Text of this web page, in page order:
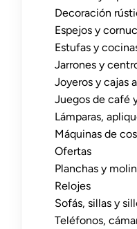
Decoración
Espejos y
Estufas y
Jarrones y
Joyeros y cajas
Juegos de café
Lámparas,
Máquinas de
Ofertas
Planchas y
Relojes
Sofás, sillas y
Teléfonos,